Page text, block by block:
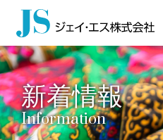
新着情報
Information